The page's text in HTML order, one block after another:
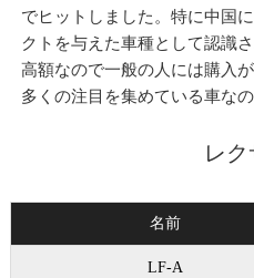
でヒットしました。特に中国
クトを与えた車種として認識
高額なので一般の人には購入
多くの注目を集めている車なの
レク
名前
LF-A